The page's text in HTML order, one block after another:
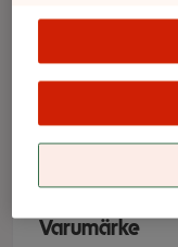
Luke
Wing
Varumärke